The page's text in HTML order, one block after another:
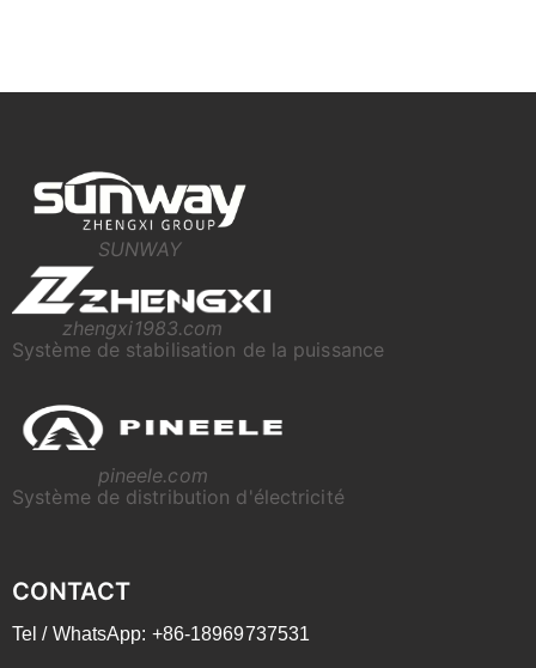
SUNWAY
zhengxi1983.com
Système de stabilisation de la puissance
pineele.com
Système de distribution d'électricité
CONTACT
Tel / WhatsApp: +86-18969737531